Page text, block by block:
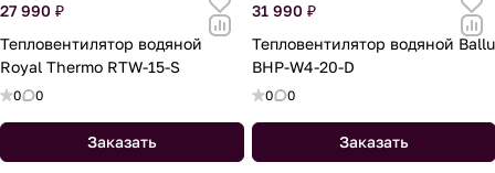
27 990 ₽
Тепловентилятор водяной
Royal Thermo RTW-15-S
0 0
Заказать
31 990 ₽
Тепловентилятор водяной Ballu
BHP-W4-20-D
0 0
Заказать